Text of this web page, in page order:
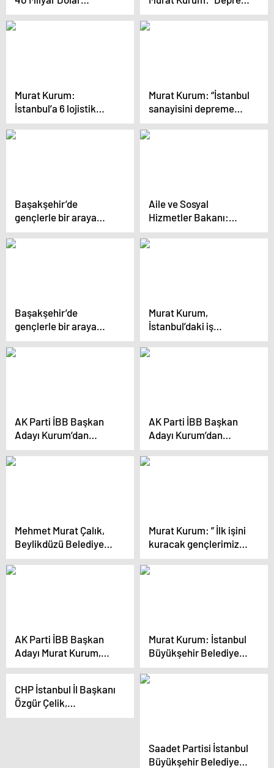
Harcadım Dedi mi Peki
O Yük Olmadı… Ülkenin
dönüşümü terörle
mücadele kadar
Murat Kurum:
İstanbul’a 6 lojistik
merkezi daha ekleyip
afet anında destek
Murat Kurum: “İstanbul
sanayisini depreme
karşı korumak
zorundayız”
Başakşehir’de
gençlerle bir araya
gelen Kurum:
“Kararları gençlerle
Aile ve Sosyal
Hizmetler Bakanı:
İstanbul 5 yıl boşa
geçirdi
Başakşehir’de
gençlerle bir araya
gelen Kurum:
“Kararları gençlerle
Murat Kurum,
İstanbul’daki iş
insanları ve esnafın
endişelerini
AK Parti İBB Başkan
Adayı Kurum’dan
fırıncılara müjde:
“Fırıncılarımıza Toprak
AK Parti İBB Başkan
Adayı Kurum’dan
fırıncılara müjde:
“Fırıncılarımıza
Mehmet Murat Çalık,
Beylikdüzü Belediye
Başkanlığı için seçim
çalışmalarına başladı
Murat Kurum: ” İlk işini
kuracak gençlerimize
100 bin TL sermaye
vereceğiz”
AK Parti İBB Başkan
Adayı Murat Kurum,
Yozgatlılar
konuştu
Murat Kurum: İstanbul
Büyükşehir Belediyesi
İstanbul’u basamak
olarak gördü
CHP İstanbul İl Başkanı
Özgür Çelik,
Beylikdüzü ve
Saadet Partisi İstanbul
Büyükşehir Belediye